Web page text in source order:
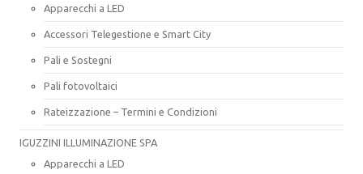
Apparecchi a LED
Accessori Telegestione e Smart City
Pali e Sostegni
Pali fotovoltaici
Rateizzazione – Termini e Condizioni
IGUZZINI ILLUMINAZIONE SPA
Apparecchi a LED